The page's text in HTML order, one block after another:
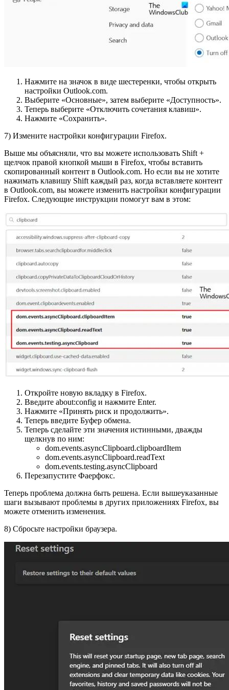
Нажмите на значок в виде шестеренки, чтобы открыть
настройки Outlook.com.
Выберите «Основные», затем выберите «Доступность».
Теперь выберите «Отключить сочетания клавиш».
Нажмите «Сохранить».
7) Измените настройки конфигурации Firefox.
Выше мы объясняли, что вы можете использовать Shift +
щелчок правой кнопкой мыши в Firefox, чтобы вставить
скопированный контент в Outlook.com. Но если вы не хотите
нажимать клавишу Shift каждый раз, когда вставляете контент
в Outlook.com, вы можете изменить настройки конфигурации
Firefox. Следующие инструкции помогут вам в этом:
Откройте новую вкладку в Firefox.
Введите about:config и нажмите Enter.
Нажмите «Принять риск и продолжить».
Теперь введите Буфер обмена.
Теперь сделайте эти значения истинными, дважды
щелкнув по ним:
dom.events.asyncClipboard.clipboardItem
dom.events.asyncClipboard.readText
dom.events.testing.asyncClipboard
Перезапустите Фаерфокс.
Теперь проблема должна быть решена. Если вышеуказанные
шаги вызывают проблемы в других приложениях Firefox, вы
можете отменить изменения.
8) Сбросьте настройки браузера.